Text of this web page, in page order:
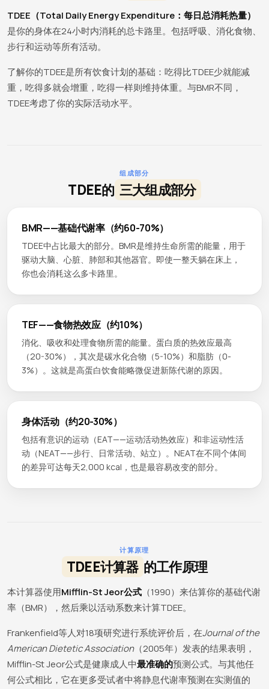
TDEE（Total Daily Energy Expenditure：每日总消耗热量）
是你的身体在24小时内消耗的总卡路里。包括呼吸、消化食物、
步行和运动等所有活动。
了解你的TDEE是所有饮食计划的基础：吃得比TDEE少就能减
重，吃得多就会增重，吃得一样则维持体重。与BMR不同，
TDEE考虑了你的实际活动水平。
组成部分
TDEE的 三大组成部分
BMR——基础代谢率（约60-70%）
TDEE中占比最大的部分。BMR是维持生命所需的能量，用于
驱动大脑、心脏、肺部和其他器官。即使一整天躺在床上，
你也会消耗这么多卡路里。
TEF——食物热效应（约10%）
消化、吸收和处理食物所需的能量。蛋白质的热效应最高
（20-30%），其次是碳水化合物（5-10%）和脂肪（0-
3%）。这就是高蛋白饮食能略微促进新陈代谢的原因。
身体活动（约20-30%）
包括有意识的运动（EAT——运动活动热效应）和非运动性活
动（NEAT——步行、日常活动、站立）。NEAT在不同个体间
的差异可达每天2,000 kcal，也是最容易改变的部分。
计算原理
TDEE计算器 的工作原理
本计算器使用Mifflin-St Jeor公式 （1990）来估算你的基础代谢
率（BMR），然后乘以活动系数来计算TDEE。
Frankenfield等人对18项研究进行系统评价后，在Journal of the
American Dietetic Association（2005年）发表的结果表明，
Mifflin-St Jeor公式是健康成人中最准确的预测公式。与其他任
何公式相比，它在更多受试者中将静息代谢率预测在实测值的